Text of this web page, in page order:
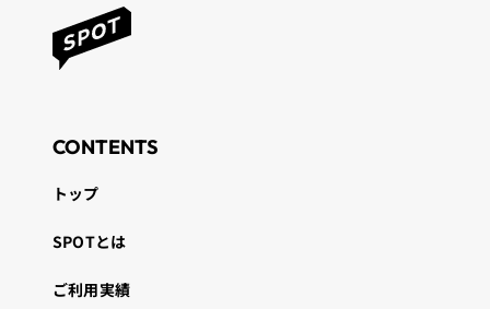
CONTENTS
トップ
SPOTとは
ご利用実績